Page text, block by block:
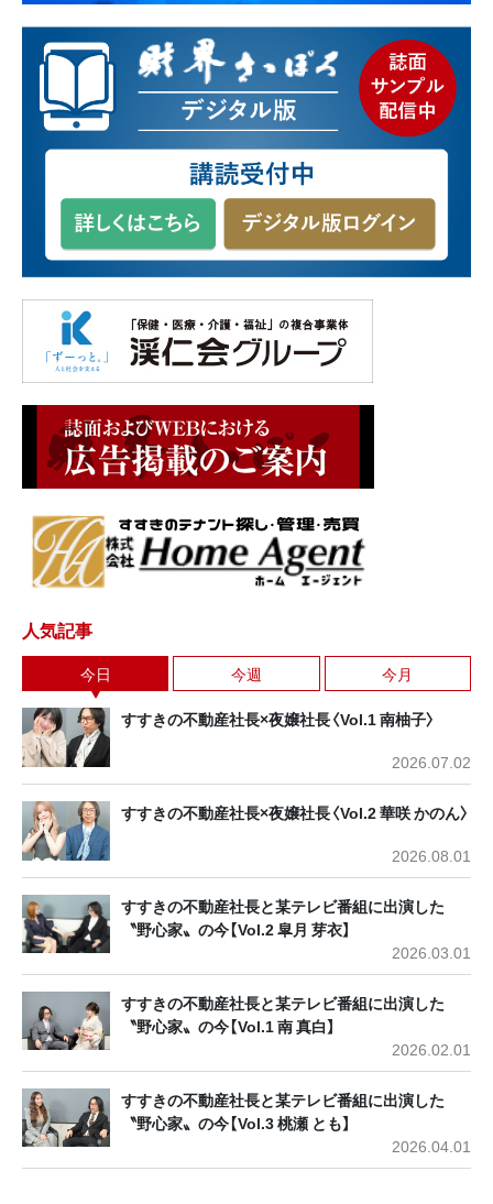
人気記事
今日 今週 今月
すすきの不動産社長×夜嬢社長〈Vol.1 南柚子〉
2026.07.02
すすきの不動産社長×夜嬢社長〈Vol.2 華咲 かのん〉
2026.08.01
すすきの不動産社長と某テレビ番組に出演した
〝野心家〟の今【Vol.2 皐月 芽衣】
2026.03.01
すすきの不動産社長と某テレビ番組に出演した
〝野心家〟の今【Vol.1 南 真白】
2026.02.01
すすきの不動産社長と某テレビ番組に出演した
〝野心家〟の今【Vol.3 桃瀬 とも】
2026.04.01